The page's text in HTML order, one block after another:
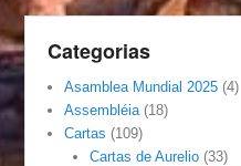
Categorias
Asamblea Mundial 2025 (4)
Assembléia (18)
Cartas (109)
Cartas de Aurelio(33)